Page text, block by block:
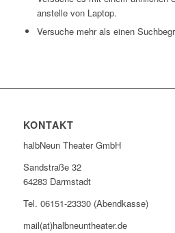
anstelle von Laptop.
Versuche mehr als einen
KONTAKT
halbNeun Theater GmbH
Sandstraße 32
64283 Darmstadt
Tel. 06151-23330 (Abendkasse)
mail(at)halbneuntheater.de